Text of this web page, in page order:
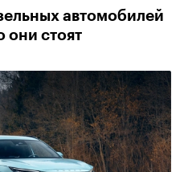
автомобилей
они стоят